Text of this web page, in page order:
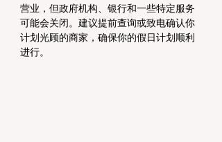
营业，但政府机构、银行和一些特定服务
可能会关闭。建议提前查询或致电确认你
计划光顾的商家，确保你的假日计划顺利
进行。